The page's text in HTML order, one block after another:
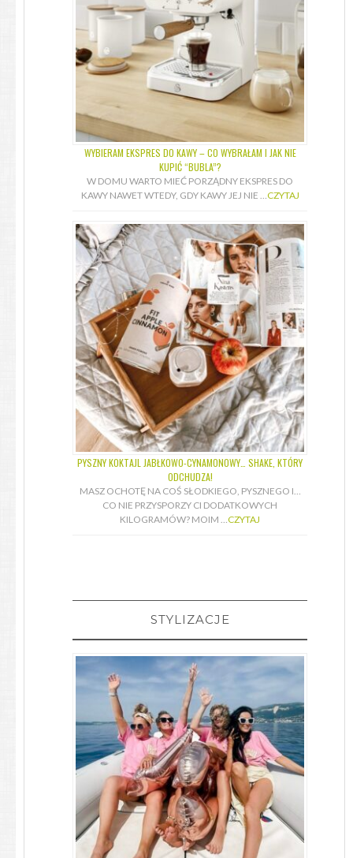
WYBIERAM EKSPRES DO KAWY – CO WYBRAŁAM I JAK NIE
KUPIĆ “BUBLA”?
W DOMU WARTO MIEĆ PORZĄDNY EKSPRES DO
KAWY NAWET WTEDY, GDY KAWY JEJ NIE … CZYTAJ
PYSZNY KOKTAJL JABŁKOWO-CYNAMONOWY… SHAKE, KTÓRY
ODCHUDZA!
MASZ OCHOTĘ NA COŚ SŁODKIEGO, PYSZNEGO I…
CO NIE PRZYSPORZY CI DODATKOWYCH
KILOGRAMÓW? MOIM … CZYTAJ
STYLIZACJE